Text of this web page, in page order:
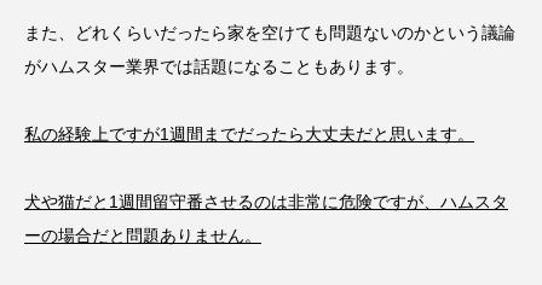
また、どれくらいだったら家を空けても問題ないのかという議論
がハムスター業界では話題になることもあります。
私の経験上ですが1週間までだったら大丈夫だと思います。
犬や猫だと1週間留守番させるのは非常に危険ですが、ハムスタ
ーの場合だと問題ありません。